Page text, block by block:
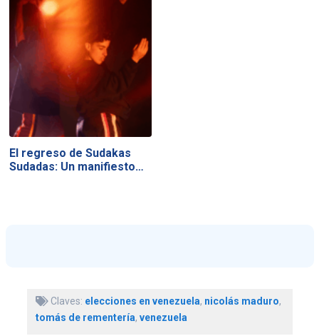
El regreso de Sudakas
Sudadas: Un manifiesto…
Claves: elecciones en venezuela, nicolás maduro,
tomás de rementería, venezuela